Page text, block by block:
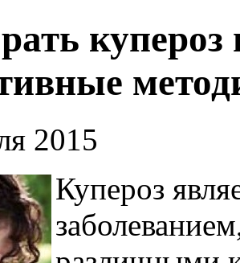
купероз
2015
Купероз